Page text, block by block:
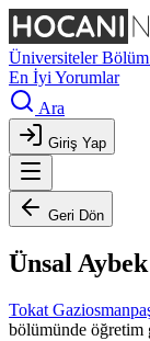
ÜniversitelerBölüm
En İyi Yorumlar
Ara
Giriş Yap
Geri Dön
Ünsal Aybek
Tokat
bölümünde öğretim